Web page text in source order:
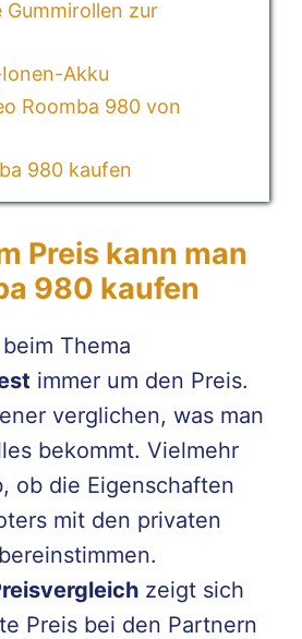
Gummirollen zur
Akku
Roomba 980 von
980 kaufen
Preis kann man
980 kaufen
Thema
immer um den Preis.
verglichen, was man
bekommt. Vielmehr
ob die Eigenschaften
mit den privaten
zeigt sich
Preis bei den Partnern